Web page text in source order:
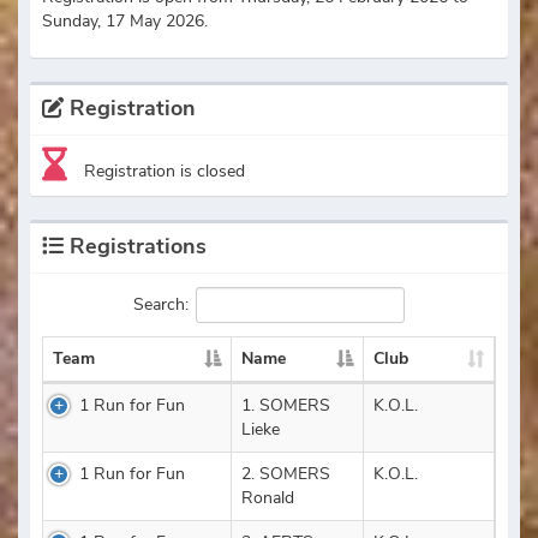
Sunday, 17 May 2026.
Registration
Registration is closed
Registrations
Search:
Team Name Club
1 Run for Fun
1. SOMERS
Lieke
K.O.L.
1 Run for Fun
2. SOMERS
Ronald
K.O.L.